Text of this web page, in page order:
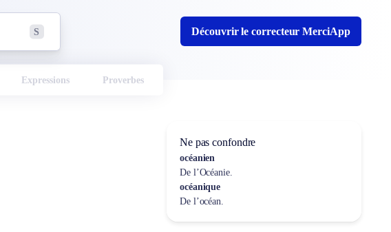
S Découvrir le correcteur MerciApp
Expressions Proverbes
Ne pas confondre
océanien
De l’Océanie.
océanique
De l’océan.